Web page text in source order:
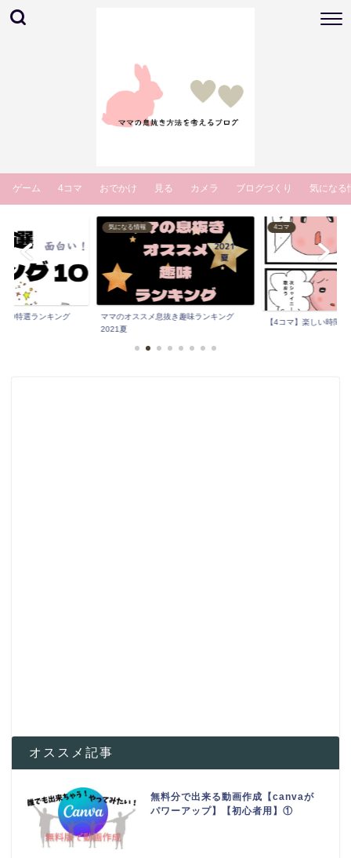
ゲーム 4コマ おでかけ 見る カメラ ブログづくり 気になる
10特選ランキング
気になる情報
ママのオススメ息抜き趣味ランキング
2021夏
4コマ
【4コマ】楽しい時間
オススメ記事
無料分で出来る動画作成【canvaが
パワーアップ】【初心者用】①